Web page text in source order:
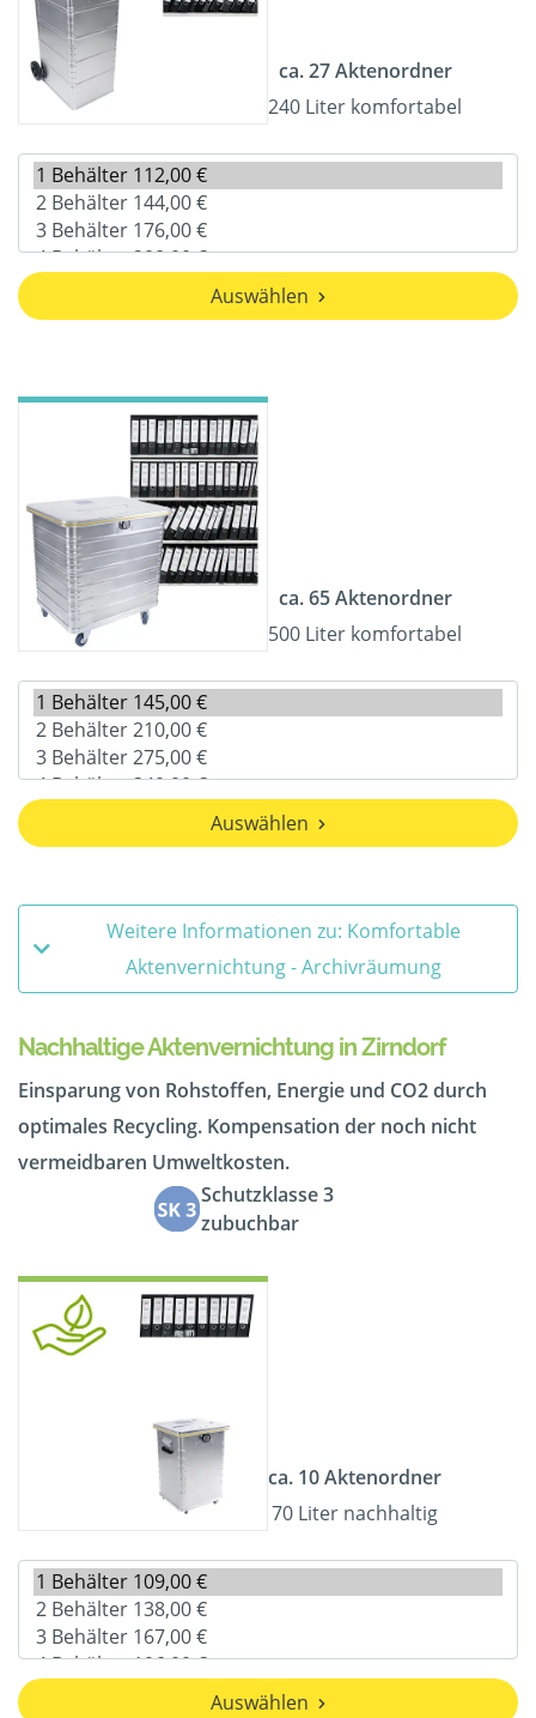
ca. 27 Aktenordner
240 Liter komfortabel
Auswählen
ca. 65 Aktenordner
500 Liter komfortabel
Auswählen
Weitere Informationen zu: Komfortable
Aktenvernichtung - Archivräumung
Nachhaltige Aktenvernichtung in Zirndorf
Einsparung von Rohstoffen, Energie und CO2 durch
optimales Recycling. Kompensation der noch nicht
vermeidbaren Umweltkosten.
Schutzklasse 3
zubuchbar
ca. 10 Aktenordner
70 Liter nachhaltig
Auswählen